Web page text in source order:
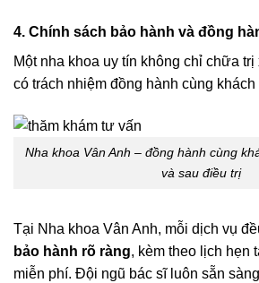
4. Chính sách bảo hành và đồng
Một nha khoa uy tín không chỉ chữa
có trách nhiệm đồng hành cùng khách
Nha khoa Vân Anh – đồng hành cùng
và sau điều trị
Tại Nha khoa Vân Anh, mỗi dịch vụ
bảo hành rõ ràng, kèm theo lịch hẹn
miễn phí. Đội ngũ bác sĩ luôn sẵn